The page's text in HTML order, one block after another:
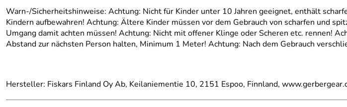
Warn-/Sicherheitshinweise: Achtung: Nicht für Kinder unter 10 Jahren geeignet, enthält
Kindern aufbewahren! Achtung: Ältere Kinder müssen vor dem Gebrauch von scharfen und
Umgang damit achten müssen! Achtung: Nicht mit offener Klinge oder Scheren etc. rennen!
Abstand zur nächsten Person halten, Minimum 1 Meter! Achtung: Nach dem Gebrauch
Hersteller: Fiskars Finland Oy Ab, Keilaniementie 10, 2151 Espoo, Finnland,